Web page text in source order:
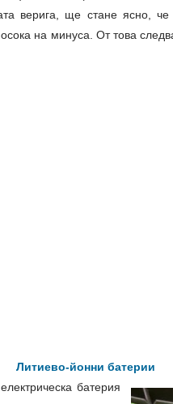
верига, ще стане ясно, че
на минуса. От това
Литиево-йонни батерии
батерия